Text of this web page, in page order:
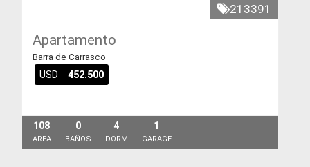
213391
Apartamento
Barra de Carrasco
USD 452.500
108
AREA
0
BAÑOS
4
DORM
1
GARAGE